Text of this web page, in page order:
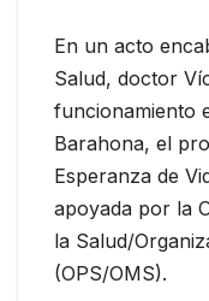
En un acto
Salud, doctor
funcionamiento
Barahona, el
Esperanza de
apoyada por la
la Salud/
(OPS/OMS).